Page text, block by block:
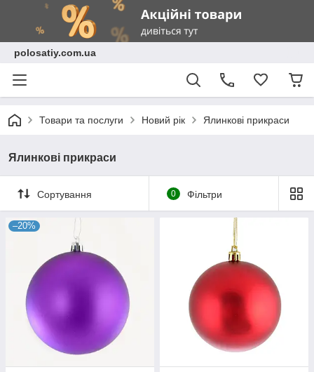
polosatiy.com.ua
Товари та послуги Новий рік Ялинкові прикраси
Ялинкові прикраси
Сортування 0 Фільтри
–20%